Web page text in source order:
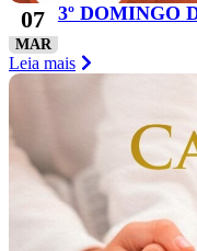
07
MAR
3º DOMINGO
Leia mais